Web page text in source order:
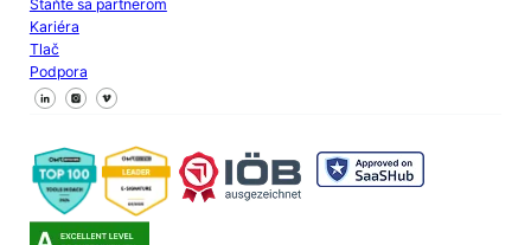
Staňte sa partnerom
Kariéra
Tlač
Podpora
Sledujte nás na Facebooku
Sledujte nás na X
Sledujte nás na LinkedIn